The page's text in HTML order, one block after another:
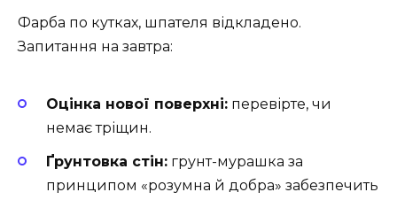
Фарба по кутках, шпателя відкладено.
Запитання на завтра:
Оцінка нової поверхні: перевірте, чи
немає тріщин.
Ґрунтовка стін: грунт-мурашка за
принципом «розумна й добра» забезпечить